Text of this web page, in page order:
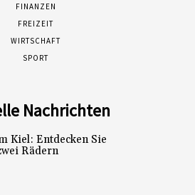
FINANZEN
FREIZEIT
WIRTSCHAFT
SPORT
Nachrichten
Kiel: Entdecken Sie
Rädern